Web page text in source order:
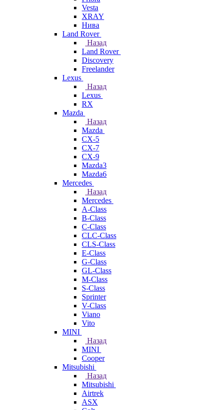
Vesta
XRAY
Нива
Land Rover
Назад
Land Rover
Discovery
Freelander
Lexus
Назад
Lexus
RX
Mazda
Назад
Mazda
CX-5
CX-7
CX-9
Mazda3
Mazda6
Mercedes
Назад
Mercedes
A-Class
B-Class
C-Class
CLC-Class
CLS-Class
E-Class
G-Class
GL-Class
M-Class
S-Class
Sprinter
V-Class
Viano
Vito
MINI
Назад
MINI
Cooper
Mitsubishi
Назад
Mitsubishi
Airtrek
ASX